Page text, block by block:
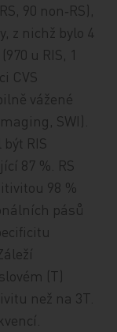
90 non‑RS),
z nichž bylo 4
u RIS, 1
CVS
vážené
SWI).
RIS
87 %. RS
98 %
pásů
(T)
než na 3T.